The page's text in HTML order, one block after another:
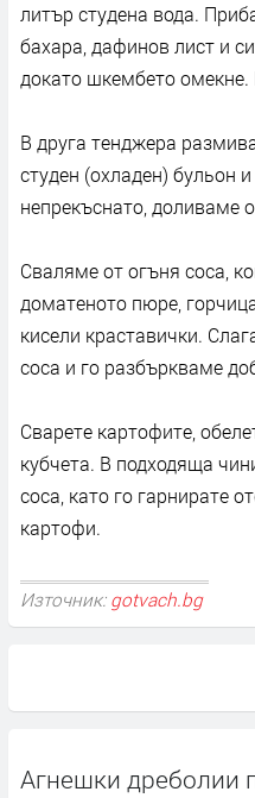
литър студена вода.
бахара, дафинов лист и
докато шкембето
В друга тенджера
студен (охладен) бульон
непрекъснато, доливаме
Сваляме от огъня соса,
доматеното пюре,
кисели краставички.
соса и го разбъркваме
Сварете картофите,
кубчета. В подходяща
соса, като го гарнирате
картофи.
Източник: gotvach.bg
Агнешки дреболии